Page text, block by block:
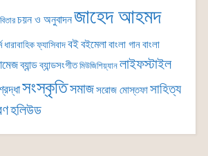
চয়ন ও অনুবাদনজাহেদ আহমদ
ধারাবাহিকফ্যাসিবাদবইবইমেলাবাংলা গানবাংলা
ব্যান্ডব্যান্ডসংগীত মিউজিশিয়্যান লাইফস্টাইল
সংস্কৃতিসমাজসরোজ মোস্তফাসাহিত্য
হলিউড